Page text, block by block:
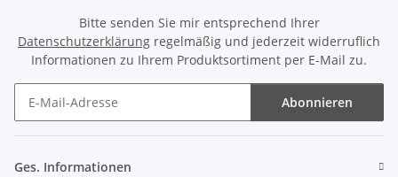
Bitte senden Sie mir entsprechend Ihrer
Datenschutzerklärung regelmäßig und jederzeit widerruflich
Informationen zu Ihrem Produktsortiment per E-Mail zu.
Abonnieren
Ges. Informationen